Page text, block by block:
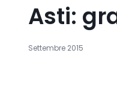
Asti:
Settembre 2015